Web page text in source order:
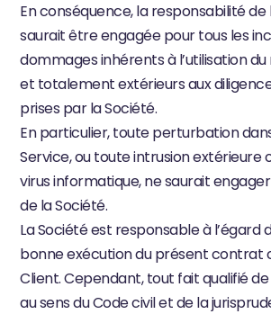
En conséquence, la responsabilité de
saurait être engagée pour tous les
dommages inhérents à l’utilisation
et totalement extérieurs aux
prises par la Société.
En particulier, toute perturbation
Service, ou toute intrusion extérieure
virus informatique, ne saurait
de la Société.
La Société est responsable à l’égard
bonne exécution du présent contrat
Client. Cependant, tout fait qualifié
au sens du Code civil et de la